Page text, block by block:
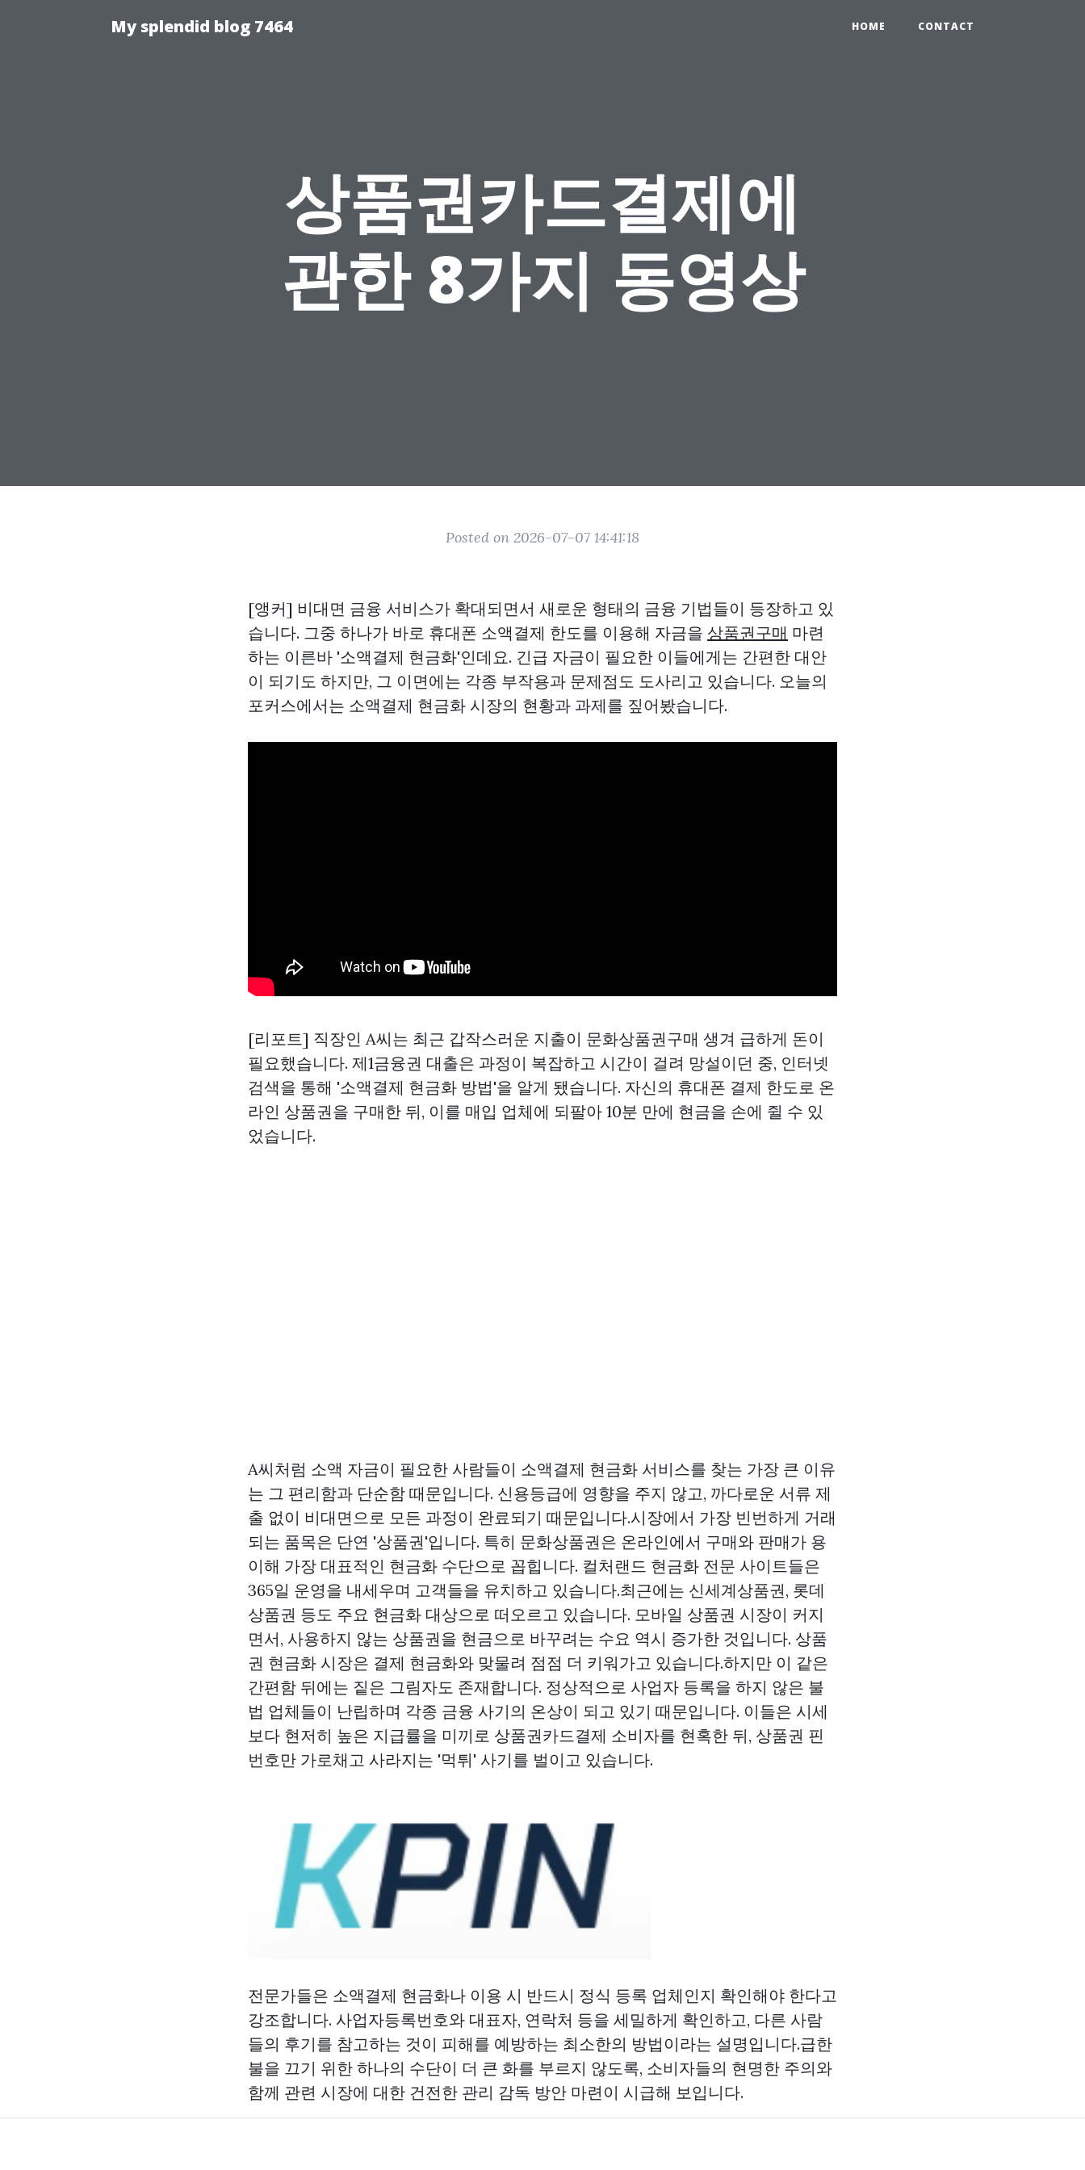
My splendid blog 7464 HOME CONTACT
상품권카드결제에
관한 8가지 동영상
Posted on 2026-07-07 14:41:18
[앵커] 비대면 금융 서비스가 확대되면서 새로운 형태의 금융 기법들이 등장하고 있
습니다. 그중 하나가 바로 휴대폰 소액결제 한도를 이용해 자금을 상품권구매 마련
하는 이른바 '소액결제 현금화'인데요. 긴급 자금이 필요한 이들에게는 간편한 대안
이 되기도 하지만, 그 이면에는 각종 부작용과 문제점도 도사리고 있습니다. 오늘의
포커스에서는 소액결제 현금화 시장의 현황과 과제를 짚어봤습니다.
[리포트] 직장인 A씨는 최근 갑작스러운 지출이 문화상품권구매 생겨 급하게 돈이
필요했습니다. 제1금융권 대출은 과정이 복잡하고 시간이 걸려 망설이던 중, 인터넷
검색을 통해 '소액결제 현금화 방법'을 알게 됐습니다. 자신의 휴대폰 결제 한도로 온
라인 상품권을 구매한 뒤, 이를 매입 업체에 되팔아 10분 만에 현금을 손에 쥘 수 있
었습니다.
A씨처럼 소액 자금이 필요한 사람들이 소액결제 현금화 서비스를 찾는 가장 큰 이유
는 그 편리함과 단순함 때문입니다. 신용등급에 영향을 주지 않고, 까다로운 서류 제
출 없이 비대면으로 모든 과정이 완료되기 때문입니다.시장에서 가장 빈번하게 거래
되는 품목은 단연 '상품권'입니다. 특히 문화상품권은 온라인에서 구매와 판매가 용
이해 가장 대표적인 현금화 수단으로 꼽힙니다. 컬처랜드 현금화 전문 사이트들은
365일 운영을 내세우며 고객들을 유치하고 있습니다.최근에는 신세계상품권, 롯데
상품권 등도 주요 현금화 대상으로 떠오르고 있습니다. 모바일 상품권 시장이 커지
면서, 사용하지 않는 상품권을 현금으로 바꾸려는 수요 역시 증가한 것입니다. 상품
권 현금화 시장은 결제 현금화와 맞물려 점점 더 키워가고 있습니다.하지만 이 같은
간편함 뒤에는 짙은 그림자도 존재합니다. 정상적으로 사업자 등록을 하지 않은 불
법 업체들이 난립하며 각종 금융 사기의 온상이 되고 있기 때문입니다. 이들은 시세
보다 현저히 높은 지급률을 미끼로 상품권카드결제 소비자를 현혹한 뒤, 상품권 핀
번호만 가로채고 사라지는 '먹튀' 사기를 벌이고 있습니다.
전문가들은 소액결제 현금화나 이용 시 반드시 정식 등록 업체인지 확인해야 한다고
강조합니다. 사업자등록번호와 대표자, 연락처 등을 세밀하게 확인하고, 다른 사람
들의 후기를 참고하는 것이 피해를 예방하는 최소한의 방법이라는 설명입니다.급한
불을 끄기 위한 하나의 수단이 더 큰 화를 부르지 않도록, 소비자들의 현명한 주의와
함께 관련 시장에 대한 건전한 관리 감독 방안 마련이 시급해 보입니다.